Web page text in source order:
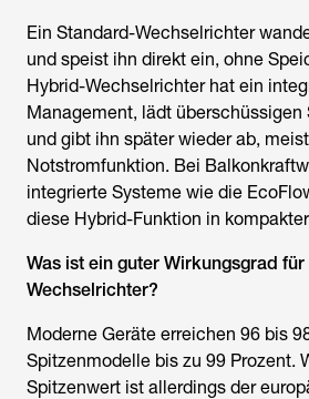
Ein Standard-Wechselrichter
und speist ihn direkt ein, ohne
Hybrid-Wechselrichter hat ein
Management, lädt überschüssigen
und gibt ihn später wieder ab,
Notstromfunktion. Bei
integrierte Systeme wie die
diese Hybrid-Funktion in
Was ist ein guter Wirkungsgrad für
Wechselrichter?
Moderne Geräte erreichen 96 bis
Spitzenmodelle bis zu 99 Prozent.
Spitzenwert ist allerdings der